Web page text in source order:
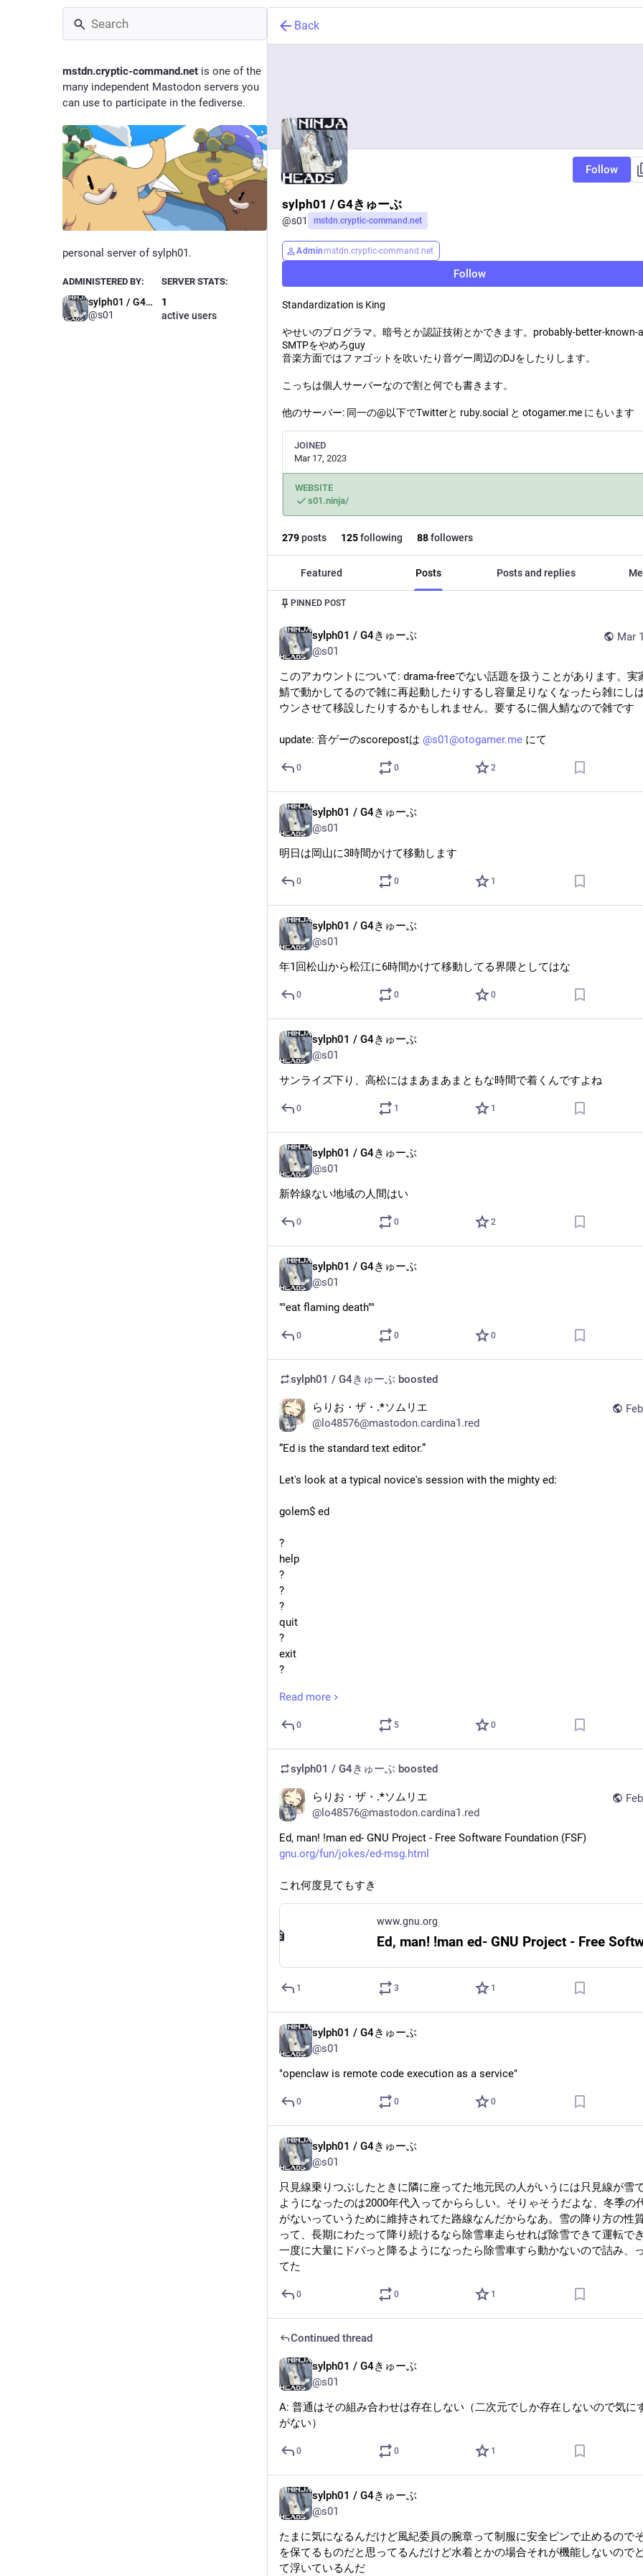
mstdn.cryptic-command.net is one of the
many independent Mastodon servers you
can use to participate in the fediverse.
personal server of sylph01.
ADMINISTERED BY:
sylph01 / G4きゅーぶ
@s01
SERVER STATS:
1
active users
Back
Follow
sylph01 / G4きゅーぶ
@s01 mstdn.cryptic-command.net
Admin mstdn.cryptic-command.net
Follow
Standardization is King
やせいのプログラマ。暗号とか認証技術とかできます。probably-better-known-
SMTPをやめろguy
音楽方面ではファゴットを吹いたり音ゲー周辺のDJをしたりします。
こっちは個人サーバーなので割と何でも書きます。
他のサーバー: 同一の@以下でTwitterと ruby.social と otogamer.me にもいます
JOINED
Mar 17, 2023
WEBSITE
s01.ninja/
279posts 125following 88followers
Featured Posts Posts and replies
PINNED POST
Mar
sylph01 / G4きゅーぶ
@s01
このアカウントについて: drama-freeでない話題を扱うことがあります。実
鯖で動かしてるので雑に再起動したりするし容量足りなくなったら雑にし
ウンさせて移設したりするかもしれません。要するに個人鯖なので雑です
update: 音ゲーのscorepostは @s01@otogamer.me にて
0 0 2
sylph01 / G4きゅーぶ
@s01
明日は岡山に3時間かけて移動します
0 0 1
sylph01 / G4きゅーぶ
@s01
年1回松山から松江に6時間かけて移動してる界隈としてはな
0 0 0
sylph01 / G4きゅーぶ
@s01
サンライズ下り、高松にはまあまあまともな時間で着くんですよね
0 1 1
sylph01 / G4きゅーぶ
@s01
新幹線ない地域の人間はい
0 0 2
sylph01 / G4きゅーぶ
@s01
""eat flaming death""
0 0 0
sylph01 / G4きゅーぶ boosted
らりお・ザ・.*ソムリエ
@lo48576@mastodon.cardina1.red
“Ed is the standard text editor.”
Let's look at a typical novice's session with the mighty ed:
golem$ ed
?
help
?
?
?
quit
?
exit
?
?
hello?
eat flaming death
?
?
^C
^D
?
---
Note the consistent user interface and error reportage. Ed is generous
flag errors, yet prudent enough not to overwhelm the novice with verbosity.
“Ed is the standard text editor.”
Read more
0 5 0
sylph01 / G4きゅーぶ boosted
らりお・ザ・.*ソムリエ
@lo48576@mastodon.cardina1.red
Ed, man! !man ed- GNU Project - Free Software Foundation (FSF)
gnu.org/fun/jokes/ed-msg.html
これ何度見てもすき
www.gnu.org
1 3 1
sylph01 / G4きゅーぶ
@s01
"openclaw is remote code execution as a service"
0 0 0
sylph01 / G4きゅーぶ
@s01
只見線乗りつぶしたときに隣に座ってた地元民の人がいうには只見線が雪
ようになったのは2000年代入ってかららしい。そりゃそうだよな、冬季の
がないっていうために維持されてた路線なんだからなあ。雪の降り方の性
って、長期にわたって降り続けるなら除雪車走らせれば除雪できて運転で
一度に大量にドバっと降るようになったら除雪車すら動かないので詰み、
てた
0 0 1
Continued thread
sylph01 / G4きゅーぶ
@s01
A: 普通はその組み合わせは存在しない（二次元でしか存在しないので気に
がない）
0 0 1
sylph01 / G4きゅーぶ
@s01
たまに気になるんだけど風紀委員の腕章って制服に安全ピンで止めるので
を保てるものだと思ってるんだけど水着とかの場合それが機能しないので
て浮いているんだ